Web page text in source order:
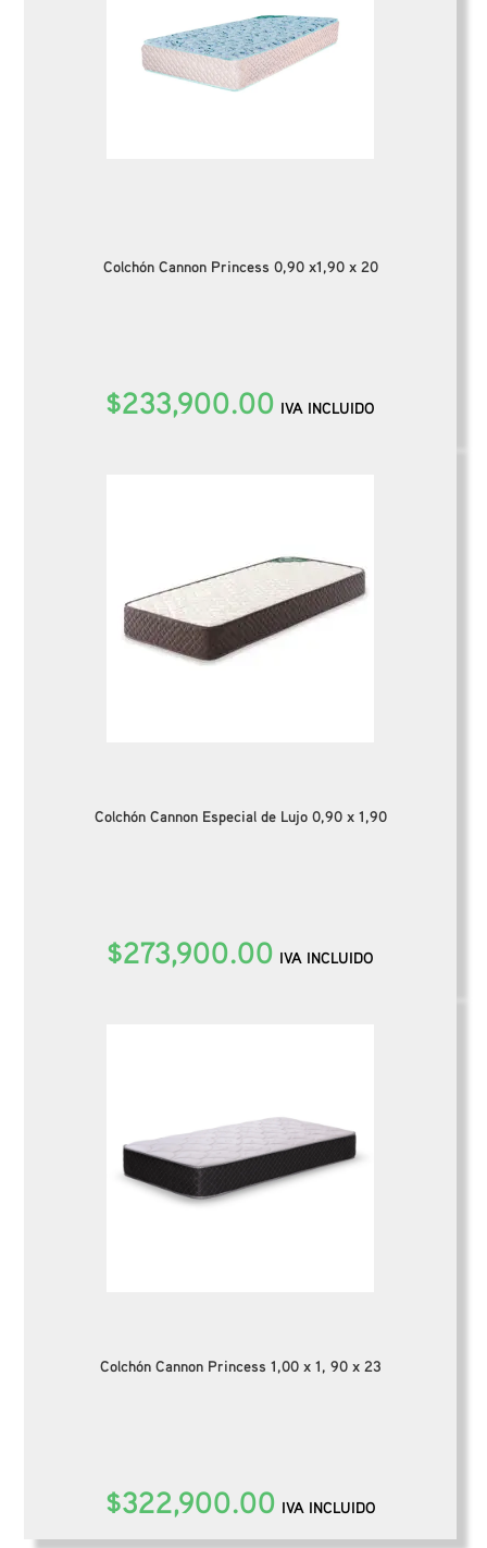
Colchón Cannon Princess 0,90 x1,90 x 20
$233,900.00 IVA INCLUIDO
Colchón Cannon Especial de Lujo 0,90 x 1,90
$273,900.00 IVA INCLUIDO
Colchón Cannon Princess 1,00 x 1, 90 x 23
$322,900.00 IVA INCLUIDO